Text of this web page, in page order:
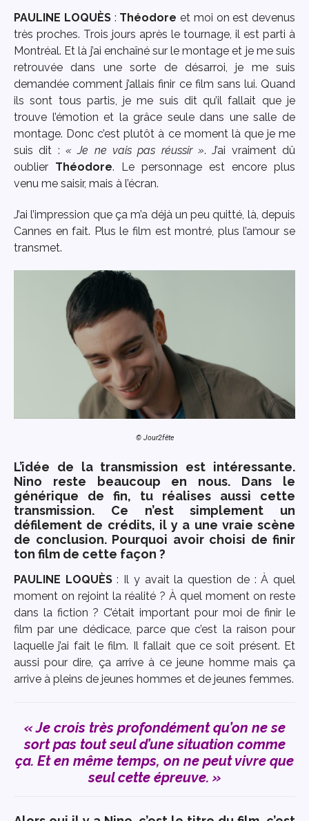
PAULINE LOQUÈS: Théodore et moi on est devenus
très proches. Trois jours après le tournage, il est parti à
Montréal. Et là j’ai enchaîné sur le montage et je me suis
retrouvée dans une sorte de désarroi, je me suis
demandée comment j’allais finir ce film sans lui. Quand
ils sont tous partis, je me suis dit qu’il fallait que je
trouve l’émotion et la grâce seule dans une salle de
montage. Donc c’est plutôt à ce moment là que je me
suis dit : « Je ne vais pas réussir ». J’ai vraiment dû
oublier Théodore. Le personnage est encore plus
venu me saisir, mais à l’écran.
J’ai l’impression que ça m’a déjà un peu quitté, là, depuis
Cannes en fait. Plus le film est montré, plus l’amour se
transmet.
© Jour2fête
L’idée de la transmission est intéressante.
Nino reste beaucoup en nous. Dans le
générique de fin, tu réalises aussi cette
transmission. Ce n’est simplement un
défilement de crédits, il y a une vraie scène
de conclusion. Pourquoi avoir choisi de finir
ton film de cette façon ?
PAULINE LOQU ÈS: Il y avait la question de : À quel
moment on rejoint la réalité ? À quel moment on reste
dans la fiction ? C’était important pour moi de finir le
film par une dédicace, parce que c’est la raison pour
laquelle j’ai fait le film. Il fallait que ce soit présent. Et
aussi pour dire, ça arrive à ce jeune homme mais ça
arrive à pleins de jeunes hommes et de jeunes femmes.
«Je crois très profondément qu’on ne se
sort pas tout seul d’une situation comme
ça. Et en même temps, on ne peut vivre que
seul cette épreuve. »